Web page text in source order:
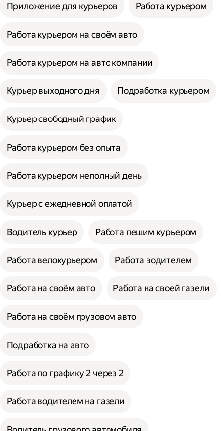
Приложение для курьеров Работа курьером
Работа курьером на своём авто
Работа курьером на авто компании
Курьер выходного дня Подработка курьером
Курьер свободный график
Работа курьером без опыта
Работа курьером неполный день
Курьер с ежедневной оплатой
Водитель курьер Работа пешим курьером
Работа велокурьером Работа водителем
Работа на своём авто Работа на своей газели
Работа на своём грузовом авто
Подработка на авто
Работа по графику 2 через 2
Работа водителем на газели